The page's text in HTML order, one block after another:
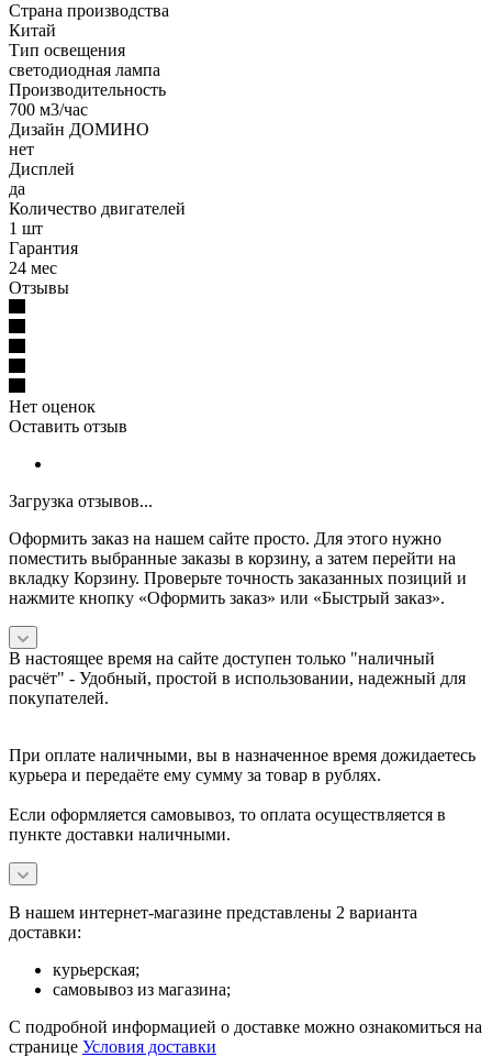
Страна производства
Китай
Тип освещения
светодиодная лампа
Производительность
700 м3/час
Дизайн ДОМИНО
нет
Дисплей
да
Количество двигателей
1 шт
Гарантия
24 мес
Отзывы
Нет оценок
Оставить отзыв
Загрузка отзывов...
Оформить заказ на нашем сайте просто. Для этого нужно
поместить выбранные заказы в корзину, а затем перейти на
вкладку Корзину. Проверьте точность заказанных позиций и
нажмите кнопку «Оформить заказ» или «Быстрый заказ».
В настоящее время на сайте доступен только "наличный
расчёт" - Удобный, простой в использовании, надежный для
покупателей.
При оплате наличными, вы в назначенное время дожидаетесь
курьера и передаёте ему сумму за товар в рублях.
Если оформляется самовывоз, то оплата осуществляется в
пункте доставки наличными.
В нашем интернет-магазине представлены 2 варианта
доставки:
курьерская;
самовывоз из магазина;
С подробной информацией о доставке можно ознакомиться на
странице Условия доставки